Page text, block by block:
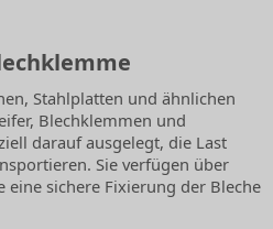
Stahlplatten und ähnlichen
Blechklemmen und
darauf ausgelegt, die Last
Sie verfügen über
eine sichere Fixierung der Bleche